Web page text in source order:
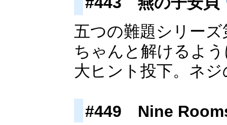
五つの難題シリー
ちゃんと解けるよ
大ヒント投下。ネ
#449 Nine